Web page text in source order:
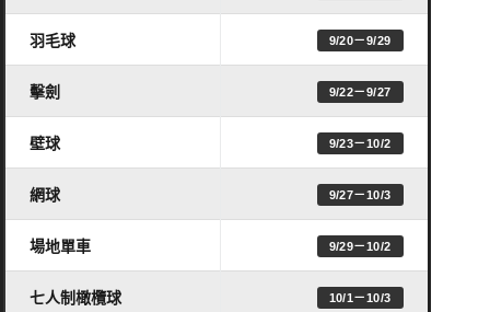
羽毛球 9/20－9/29
擊劍 9/22－9/27
壁球 9/23－10/2
網球 9/27－10/3
場地單車 9/29－10/2
七人制橄欖球 10/1－10/3